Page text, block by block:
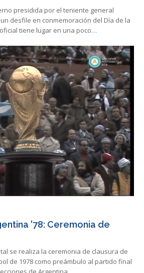
presidida por el teniente general
desfile en conmemoración del Día de la
tiene lugar en una poco…
'78: Ceremonia de
se realiza la ceremonia de clausura de
de 1978 como preámbulo al partido final